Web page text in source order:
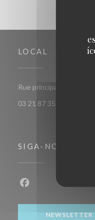
LOCAL
Rue principale 62179
03 21 87 35 32
SIGA-NOS
NEWSLETTER